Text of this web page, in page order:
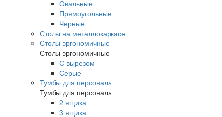
Овальные
Прямоугольные
Черные
Столы на металлокаркасе
Столы эргономичные
Столы эргономичные
С вырезом
Серые
Тумбы для персонала
Тумбы для персонала
2 ящика
3 ящика